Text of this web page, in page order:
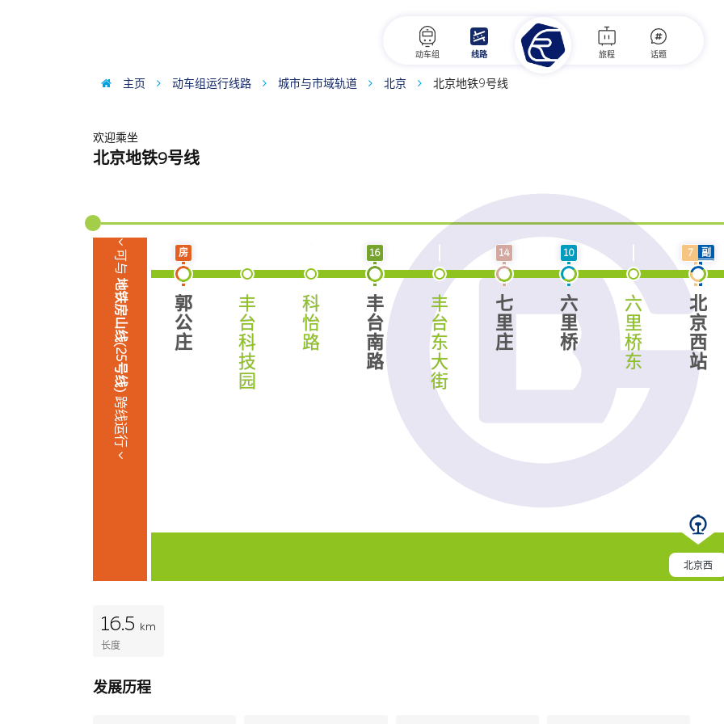
动车组 线路 旅程 话题
主页 动车组运行线路 城市与市域轨道 北京 北京地铁9号线
欢迎乘坐
北京地铁9号线
可与
地铁房山线(25号线)
跨线运行
房
郭
公
庄
丰
台
科
技
园
科
怡
路
16
丰
台
南
路
丰
台
东
大
街
14
七
里
庄
10
六
里
桥
六
里
桥
东
7 副
北
京
西
站
北京西
16.5 km
长度
发展历程